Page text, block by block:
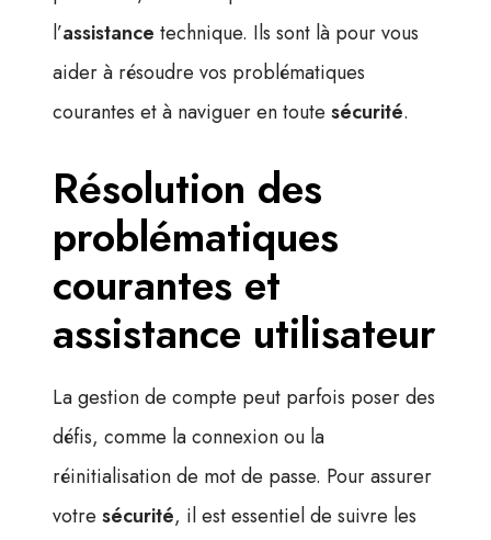
l’assistance technique. Ils sont là pour vous
aider à résoudre vos problématiques
courantes et à naviguer en toute sécu­rité.
Résolution des
problématiques
courantes et
assistance utilisateur
La gestion de compte peut parfois poser des
défis, comme la connexion ou la
réinitialisation de mot de passe. Pour assurer
votre sécurité, il est essentiel de suivre les